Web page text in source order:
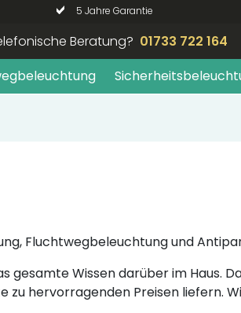
5 Jahre Garantie
Beratung? 01733 722 164
Fluchtwegbeleuchtung und
gesamte Wissen darüber im Haus.
hervorragenden Preisen liefern.